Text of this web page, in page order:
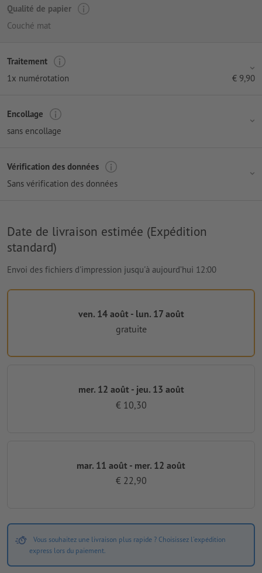
Qualité de papier
Couché mat
Traitement
1x numérotation
€ 9,90
Encollage
sans encollage
Vérification des données
Sans vérification des données
Date de livraison estimée (Expédition
standard)
Envoi des fichiers d'impression jusqu'à aujourd’hui 12:00
ven. 14 août - lun. 17 août
gratuite
mer. 12 août - jeu. 13 août
€ 10,30
mar. 11 août - mer. 12 août
€ 22,90
Vous souhaitez une livraison plus rapide ? Choisissez l'expédition
express lors du paiement.